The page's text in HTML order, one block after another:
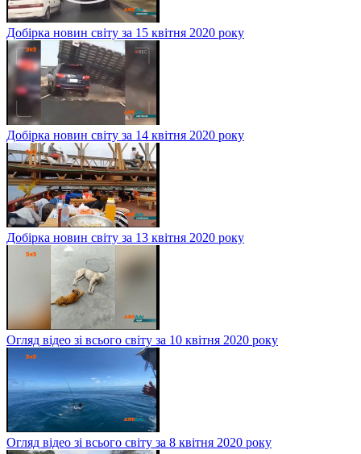
Добірка новин світу за 15 квітня 2020 року
Добірка новин світу за 14 квітня 2020 року
Добірка новин світу за 13 квітня 2020 року
Огляд відео зі всього світу за 10 квітня 2020 року
Огляд відео зі всього світу за 8 квітня 2020 року